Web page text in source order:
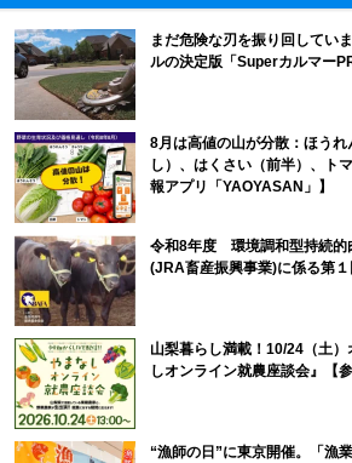
まだ危険な刃を振り回してい
ルの決定版「Superカルマー
8月は高値の山が分散：ほう
し）、はくさい（前半）、ト
報アプリ「YAOYASAN」】
令和8年度 環境調和型持続的
(JRA畜産振興事業)に係る第
山梨暮らし満載！10/24（土
しオンライン就農座談会』【参
“漁師の日”に東京開催。「漁